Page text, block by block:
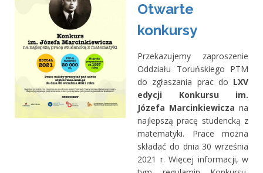
Otwarte
konkursy
Przekazujemy zaproszenie
Oddziału Toruńskiego PTM
do zgłaszania prac do LXV
edycji Konkursu im.
Józefa Marcinkiewicza na
najlepszą pracę studencką z
matematyki. Prace można
składać do dnia 30 września
2021 r. Więcej informacji, w